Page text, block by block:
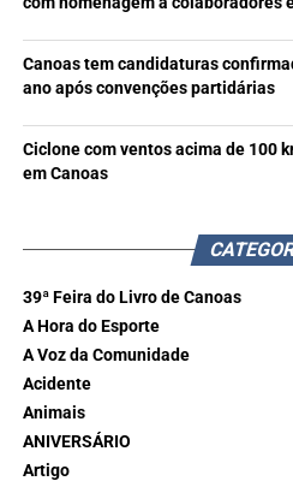
Canoas tem candidaturas
ano após convenções partidárias
Ciclone com ventos acima de 100
em Canoas
39ª Feira do Livro de Canoas
A Hora do Esporte
A Voz da Comunidade
Acidente
Animais
ANIVERSÁRIO
Artigo